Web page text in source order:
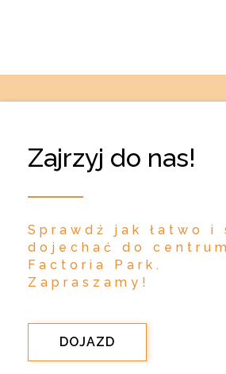
Zajrzyj do nas!
Sprawdź jak łatwo i
dojechać do centrum
Factoria Park.
Zapraszamy!
DOJAZD